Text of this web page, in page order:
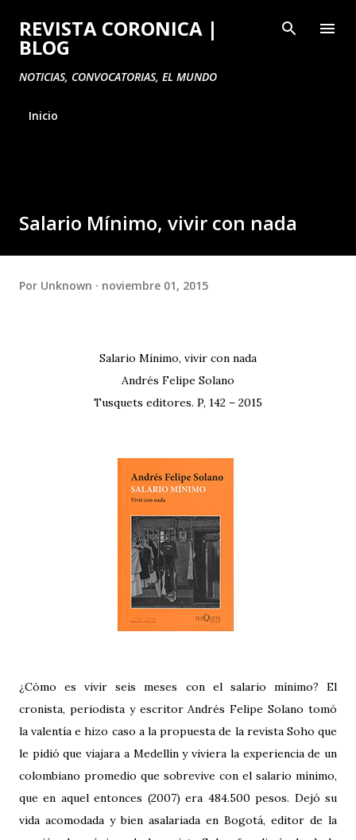
Ir al contenido principal
REVISTA CORONICA |
BLOG
NOTICIAS, CONVOCATORIAS, EL MUNDO
Inicio
Salario Mínimo, vivir con nada
Por Unknown noviembre 01, 2015
Salario Mínimo, vivir con nada
Andrés Felipe Solano
Tusquets editores. P, 142 – 2015
¿Cómo es vivir seis meses con el salario mínimo? El
cronista, periodista y escritor Andrés Felipe Solano tomó
la valentía e hizo caso a la propuesta de la revista Soho que
le pidió que viajara a Medellín y viviera la experiencia de un
colombiano promedio que sobrevive con el salario mínimo,
que en aquel entonces (2007) era 484.500 pesos. Dejó su
vida acomodada y bien asalariada en Bogotá, editor de la